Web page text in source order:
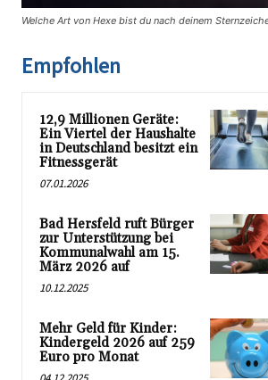
Welche Art von Hexe bist du nach deinem
Empfohlen
12,9 Millionen Geräte:
Ein Viertel der Haushalte
in Deutschland besitzt ein
Fitnessgerät
07.01.2026
Bad Hersfeld ruft Bürger
zur Unterstützung bei
Kommunalwahl am 15.
März 2026 auf
10.12.2025
Mehr Geld für Kinder:
Kindergeld 2026 auf 259
Euro pro Monat